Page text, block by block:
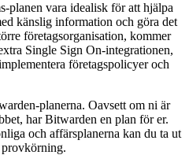
planen vara idealisk för att hjälpa
känslig information och göra det
företagsorganisation, kommer
Single Sign On-integrationen,
företagspolicyer och
planerna. Oavsett om ni är
har Bitwarden en plan för er.
och affärsplanerna kan du ta ut